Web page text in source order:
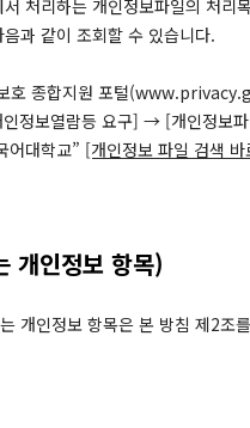
서 처리하는 개인정보파일의 처리
과 같이 조회할 수 있습니다.
호 종합지원 포털
정보열람등 요구] → [개인정보
어대학교” [개인정보 파일 검색 바
개인정보 항목)
개인정보 항목은 본 방침 제2조